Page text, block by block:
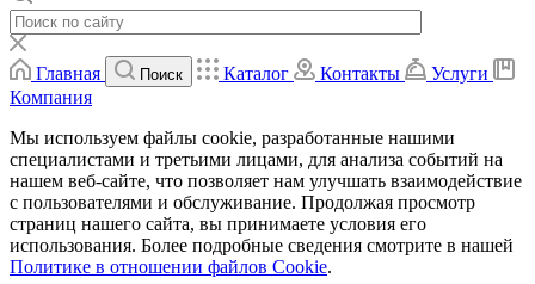
Главная Поиск Каталог Контакты
Услуги
Компания
Мы используем файлы cookie, разработанные нашими
специалистами и третьими лицами, для анализа событий на
нашем веб-сайте, что позволяет нам улучшать взаимодействие
с пользователями и обслуживание. Продолжая просмотр
страниц нашего сайта, вы принимаете условия его
использования. Более подробные сведения смотрите в нашей
Политике в отношении файлов Cookie.